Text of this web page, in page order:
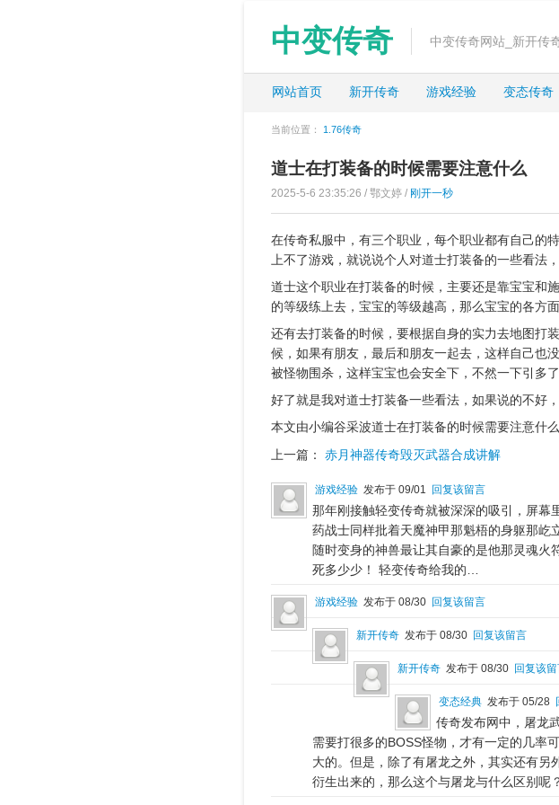
中变传奇 中变传奇网站_新开传
网站首页 新开传奇 游戏经验 变态传奇
当前位置： 1.76传奇
道士在打装备的时候需要注意什么
2025-5-6 23:35:26 / 鄂文婷 / 刚开一秒
在传奇私服中，有三个职业，每个职业都有自己的
上不了游戏，就说说个人对道士打装备的一些看法
道士这个职业在打装备的时候，主要还是靠宝宝和
的等级练上去，宝宝的等级越高，那么宝宝的各方
还有去打装备的时候，要根据自身的实力去地图打
候，如果有朋友，最后和朋友一起去，这样自己也
被怪物围杀，这样宝宝也会安全下，不然一下引多
好了就是我对道士打装备一些看法，如果说的不好
本文由小编谷采波道士在打装备的时候需要注意什么
上一篇： 赤月神器传奇毁灭武器合成讲解
游戏经验 发布于 09/01 回复该留言
那年刚接触轻变传奇就被深深的吸引，屏幕
药战士同样批着天魔神甲那魁梧的身躯那屹
随时变身的神兽最让其自豪的是他那灵魂
死多少少！ 轻变传奇给我的…
游戏经验 发布于 08/30 回复该留言
新开传奇 发布于 08/30 回复该留言
新开传奇 发布于 08/30 回复该
变态经典 发布于 05/28
传奇发布网中，屠龙
需要打很多的BOSS怪物，才有一定的几率
大的。但是，除了有屠龙之外，其实还有
衍生出来的，那么这个与屠龙与什么区别呢